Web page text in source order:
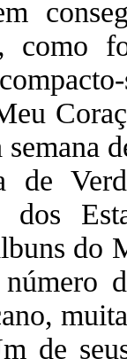
como
de
dos
do
de